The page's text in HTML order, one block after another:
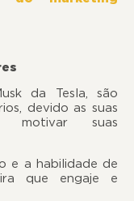
da Tesla, são
devido as suas
motivar suas
e a habilidade de
que engaje e